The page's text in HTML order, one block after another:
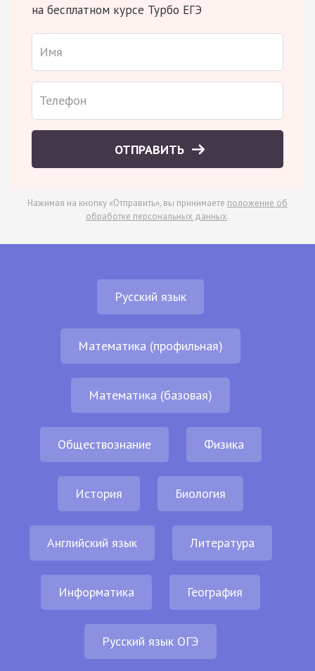
на бесплатном курсе Турбо ЕГЭ
ОТПРАВИТЬ
Нажимая на кнопку «Отправить», вы принимаете положение об
обработке персональных данных.
Русский язык
Математика (профильная)
Математика (базовая)
Обществознание Физика
История Биология
Английский язык Литература
Информатика География
Русский язык ОГЭ